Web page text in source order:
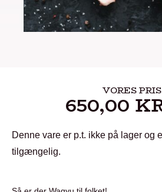
VORES PRIS
650,00
Denne vare er p.t. ikke på lager og
tilgængelig.